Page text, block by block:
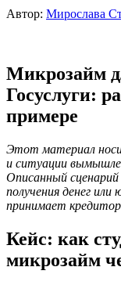
Автор: Мирослава
Микрозайм
Госуслуги:
примере
Этот материал
и ситуации
Описанный сценарий
получения денег или
принимает кредитор
Кейс: как
микрозайм